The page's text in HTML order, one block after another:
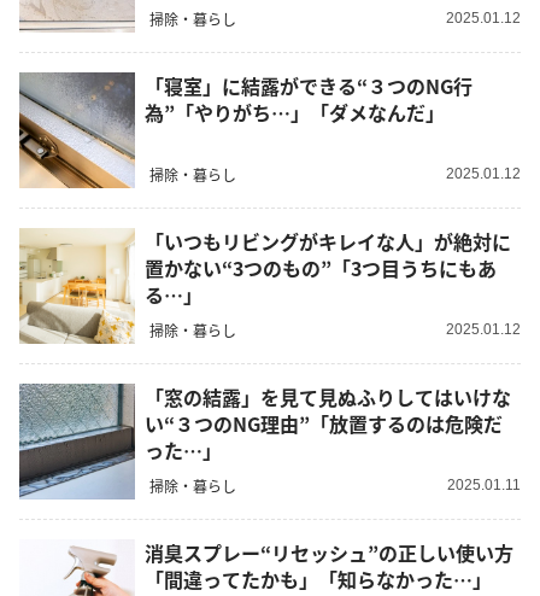
掃除・暮らし 2025.01.12
「寝室」に結露ができる“３つのNG行
為”「やりがち…」「ダメなんだ」
掃除・暮らし 2025.01.12
「いつもリビングがキレイな人」が絶対に
置かない“3つのもの”「3つ目うちにもあ
る…」
掃除・暮らし 2025.01.12
「窓の結露」を見て見ぬふりしてはいけな
い“３つのNG理由”「放置するのは危険だ
った…」
掃除・暮らし 2025.01.11
消臭スプレー“リセッシュ”の正しい使い方
「間違ってたかも」「知らなかった…」